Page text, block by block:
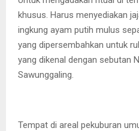
khusus. Harus menyediakan
ingkung ayam putih mulus
yang dipersembahkan untuk
yang dikenal dengan sebutan
Sawunggaling.
Tempat di areal pekuburan